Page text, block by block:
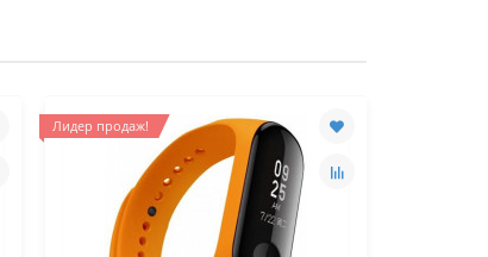
Лидер продаж!